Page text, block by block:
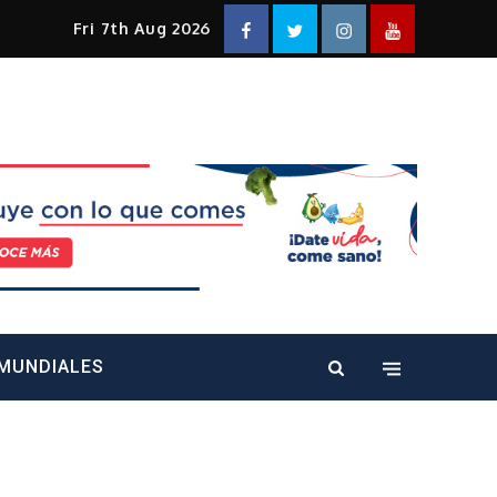
Fri 7th Aug 2026 FacebookTwitterInstagramYouTube